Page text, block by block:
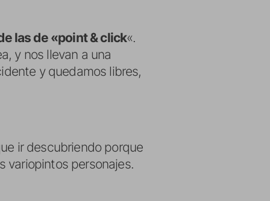
las de «point & click«.
y nos llevan a una
y quedamos libres,
ir descubriendo porque
variopintos personajes.